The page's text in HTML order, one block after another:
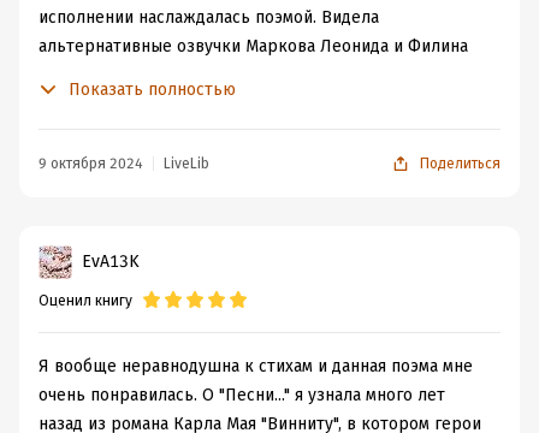
исполнении наслаждалась поэмой. Видела
альтернативные озвучки Маркова Леонида и Филина
Наверное, нужно быть самому поэтом в душе, чтобы так
индейского лексикона, Борис настолько четко их
произносил, оттеняя голосом и паузами связь с
текстом, что не возникало сомнений о чем идет речь.
Гайаваты собирательным, находя в нем черты
легендарного вождя ирокезов Хайонваты, божества
племени сенека Таронхайавагона, мифологического
Показать полностью
9 октября 2024 LiveLib Поделиться
EvA13K
Оценил книгу
Я вообще неравнодушна к стихам и данная поэма мне
очень понравилась. О "Песни..." я узнала много лет
назад из романа Карла Мая "Винниту", в котором герои